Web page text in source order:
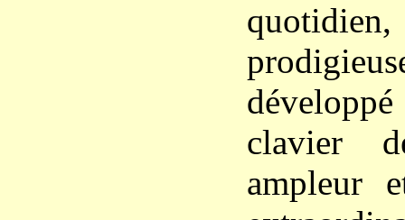
clavier
ampleur